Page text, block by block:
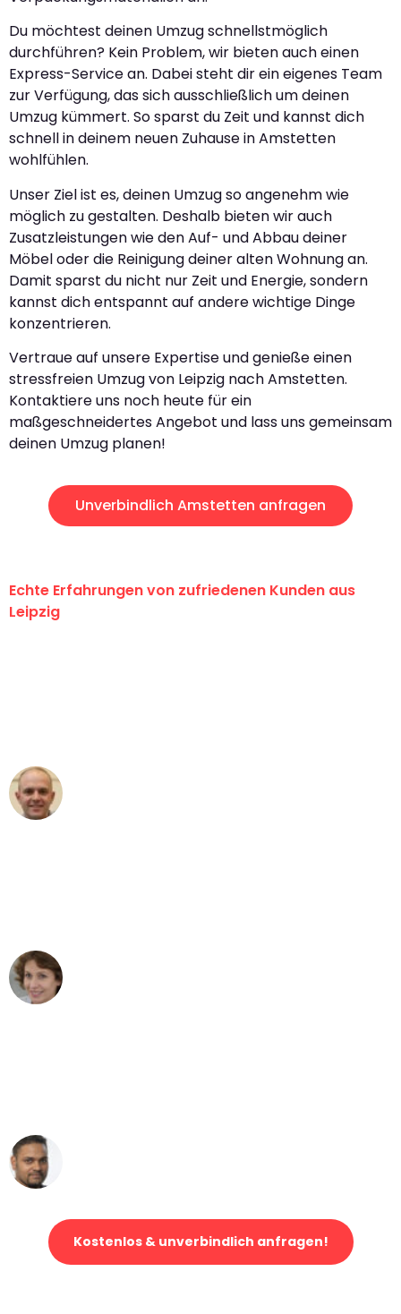
Du möchtest deinen Umzug schnellstmöglich
durchführen? Kein Problem, wir bieten auch einen
Express-Service an. Dabei steht dir ein eigenes Team
zur Verfügung, das sich ausschließlich um deinen
Umzug kümmert. So sparst du Zeit und kannst dich
schnell in deinem neuen Zuhause in Amstetten
wohlfühlen.
Unser Ziel ist es, deinen Umzug so angenehm wie
möglich zu gestalten. Deshalb bieten wir auch
Zusatzleistungen wie den Auf- und Abbau deiner
Möbel oder die Reinigung deiner alten Wohnung an.
Damit sparst du nicht nur Zeit und Energie, sondern
kannst dich entspannt auf andere wichtige Dinge
konzentrieren.
Vertraue auf unsere Expertise und genieße einen
stressfreien Umzug von Leipzig nach Amstetten.
Kontaktiere uns noch heute für ein
maßgeschneidertes Angebot und lass uns gemeinsam
deinen Umzug planen!
Unverbindlich Amstetten anfragen
Echte Erfahrungen von zufriedenen Kunden aus
Leipzig
Kostenlos & unverbindlich anfragen!